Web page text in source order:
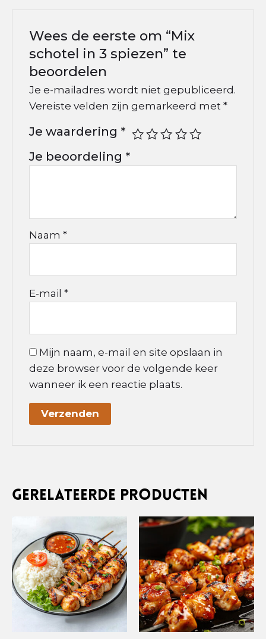
Wees de eerste om “Mix
schotel in 3 spiezen” te
beoordelen
Je e-mailadres wordt niet gepubliceerd.
Vereiste velden zijn gemarkeerd met*
Je waardering *
Je beoordeling *
Naam*
E-mail*
Mijn naam, e-mail en site opslaan in
deze browser voor de volgende keer
wanneer ik een reactie plaats.
r
t
i
v
e
Gerelateerde producten